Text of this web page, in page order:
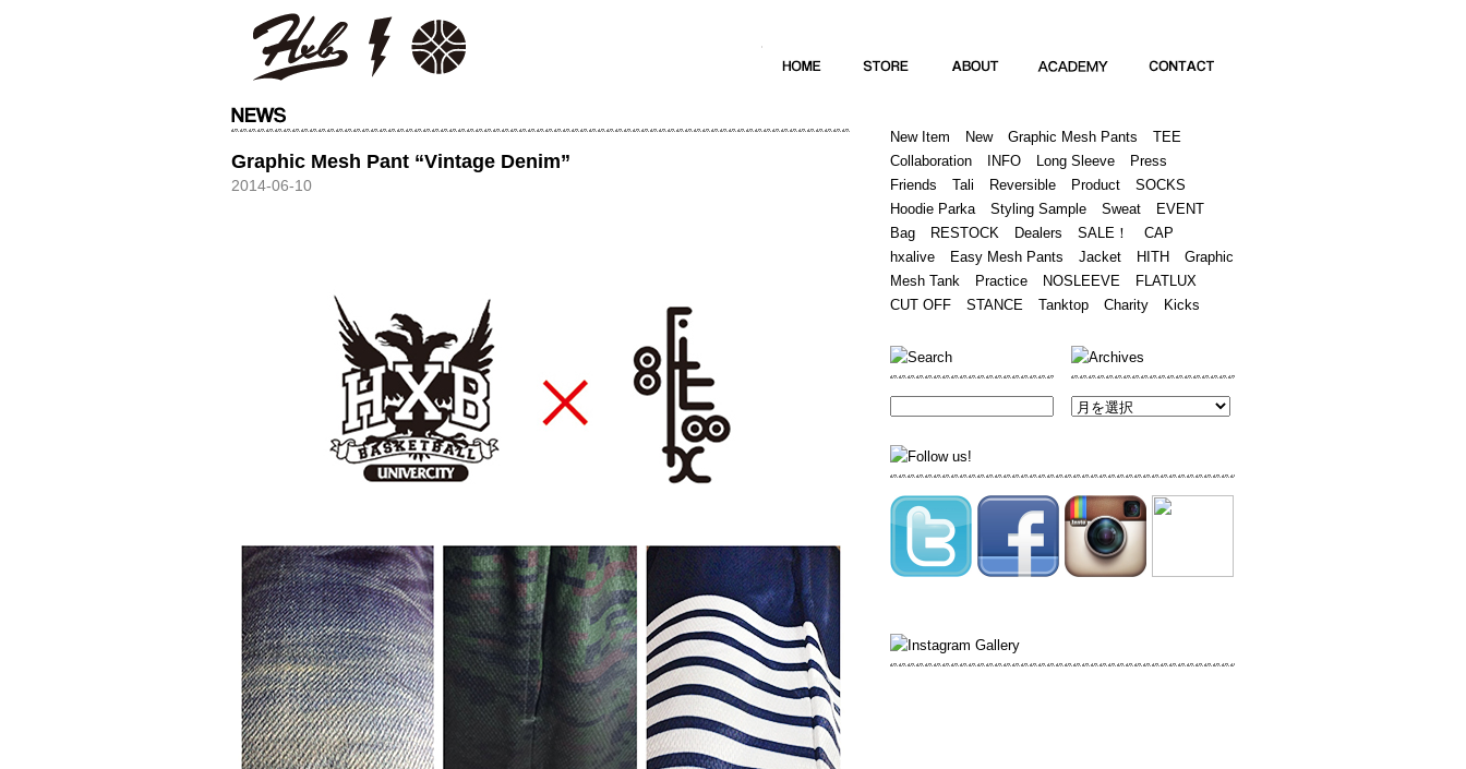
Graphic Mesh Pant “Vintage Denim”
2014-06-10
New Item New Graphic Mesh Pants
TEE
Collaboration
INFO Long Sleeve
Press
Friends
Tali Reversible Product
SOCKS
Hoodie Parka
Styling Sample Sweat
EVENT
Bag
RESTOCK Dealers SALE！
CAP
hxalive
Easy Mesh Pants Jacket HITH
Graphic
Mesh Tank
Practice NOSLEEVE
FLATLUX
CUT OFF
STANCE Tanktop Charity Kicks